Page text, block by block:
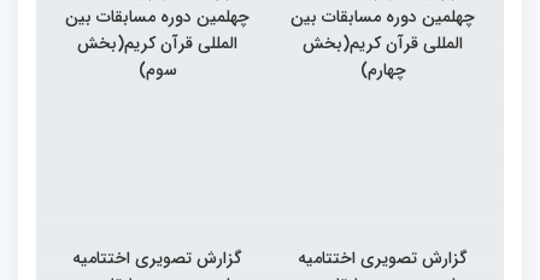
چهلمین دوره مسابقات بین
المللی قرآن کریم(بخش
چهارم)
چهلمین دوره مسابقات بین
المللی قرآن کریم(بخش
سوم)
گزارش تصویری اختتامیه
گزارش تصویری اختتامیه